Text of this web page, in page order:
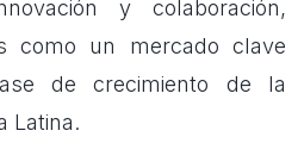
y colaboración,
como un mercado clave
de crecimiento de la
Latina.